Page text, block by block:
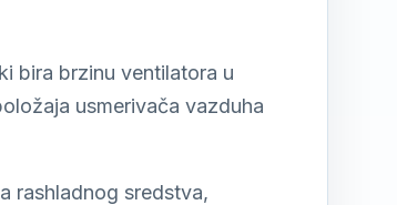
bira brzinu ventilatora u
usmerivača vazduha
rashladnog sredstva,